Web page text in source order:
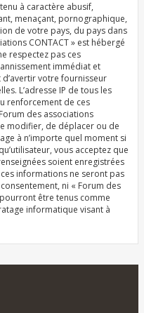
à caractère abusif,
menaçant, pornographique,
de votre pays, du pays dans
CONTACT » est hébergé
respectez pas ces
immédiat et
votre fournisseur
L’adresse IP de tous les
renforcement de ces
des associations
modifier, de déplacer ou de
à n’importe quel moment si
vous acceptez que
soient enregistrées
informations ne seront pas
ni « Forum des
être tenus comme
informatique visant à